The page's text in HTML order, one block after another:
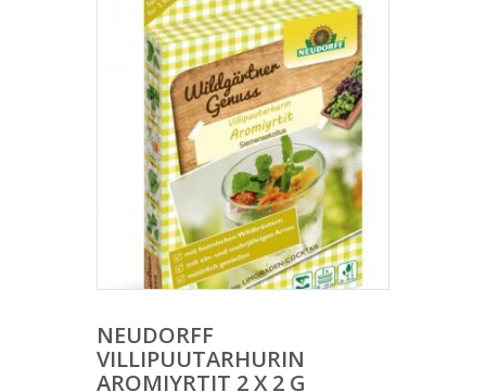
NEUDORFF
VILLIPUUTARHURIN
AROMIYRTIT 2 X 2 G